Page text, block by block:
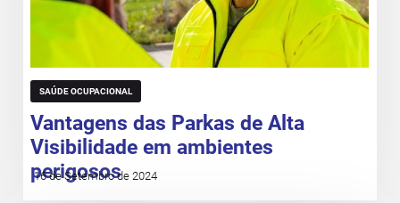
SAÚDE OCUPACIONAL
Vantagens das Parkas de Alta
Visibilidade em ambientes
perigosos
16 de Setembro de 2024